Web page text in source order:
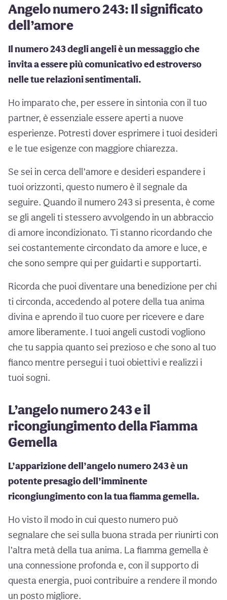
Angelo numero 243: Il significato
dell’amore
Il numero 243 degli angeli è un messaggio che
invita a essere più comunicativo ed estroverso
nelle tue relazioni sentimentali.
Ho imparato che, per essere in sintonia con il tuo
partner, è essenziale essere aperti a nuove
esperienze. Potresti dover esprimere i tuoi desideri
e le tue esigenze con maggiore chiarezza.
Se sei in cerca dell’amore e desideri espandere i
tuoi orizzonti, questo numero è il segnale da
seguire. Quando il numero 243 si presenta, è come
se gli angeli ti stessero avvolgendo in un abbraccio
di amore incondizionato. Ti stanno ricordando che
sei costantemente circondato da amore e luce, e
che sono sempre qui per guidarti e supportarti.
Ricorda che puoi diventare una benedizione per chi
ti circonda, accedendo al potere della tua anima
divina e aprendo il tuo cuore per ricevere e dare
amore liberamente. I tuoi angeli custodi vogliono
che tu sappia quanto sei prezioso e che sono al tuo
fianco mentre persegui i tuoi obiettivi e realizzi i
tuoi sogni.
L’angelo numero 243 e il
ricongiungimento della Fiamma
Gemella
L’apparizione dell’angelo numero 243 è un
potente presagio dell’imminente
ricongiungimento con la tua fiamma gemella.
Ho visto il modo in cui questo numero può
segnalare che sei sulla buona strada per riunirti con
l’altra metà della tua anima. La fiamma gemella è
una connessione profonda e, con il supporto di
questa energia, puoi contribuire a rendere il mondo
un posto migliore.